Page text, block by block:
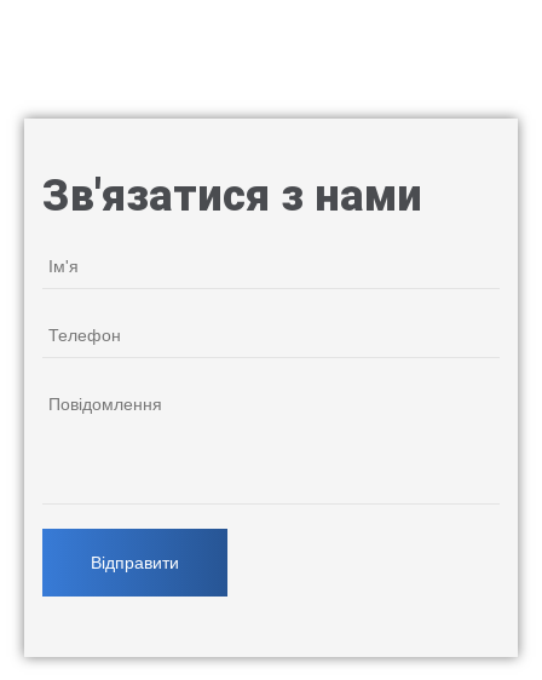
Зв'язатися з нами